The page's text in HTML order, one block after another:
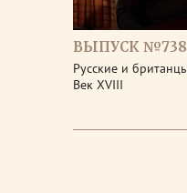
ВЫПУСК №738
Русские и
Век XVIII